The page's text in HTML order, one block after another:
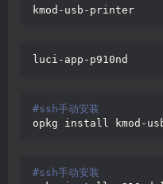
kmod-usb-printer
luci-app-p910nd
#ssh手动安装
opkg install kmod-
#ssh手动安装